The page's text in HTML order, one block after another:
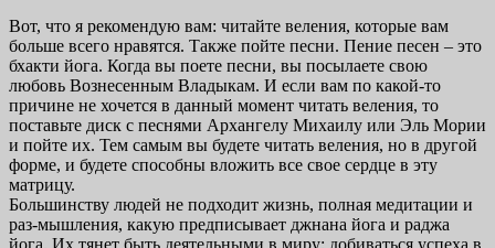
Вот, что я рекомендую вам: читайте веления, которые вам
больше всего нравятся. Также пойте песни. Пение песен – это
бхакти йога. Когда вы поете песни, вы посылаете свою
любовь Вознесенным Владыкам. И если вам по какой-то
причине не хочется в данный момент читать веления, то
поставьте диск с песнями Архангелу Михаилу или Эль Мории
и пойте их. Тем самым вы будете читать веления, но в другой
форме, и будете способны вложить все свое сердце в эту
матрицу.
Большинству людей не подходит жизнь, полная медитации и
раз-мышления, какую предписывает джнана йога и раджа